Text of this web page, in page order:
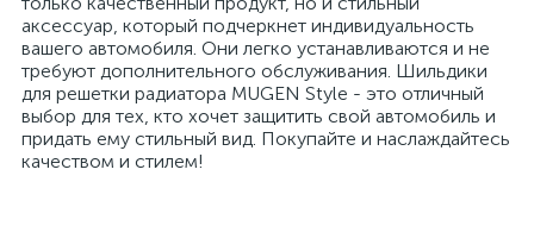
аксессуар, который подчеркнет индивидуальность
вашего автомобиля. Они легко устанавливаются и не
требуют дополнительного обслуживания. Шильдики
для решетки радиатора MUGEN Style - это отличный
выбор для тех, кто хочет защитить свой автомобиль и
придать ему стильный вид. Покупайте и наслаждайтесь
качеством и стилем!